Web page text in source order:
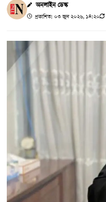
অনলাইন ডেস্ক
প্রকাশিত: ০৩ জুন ২০২৬, ১৪:২০